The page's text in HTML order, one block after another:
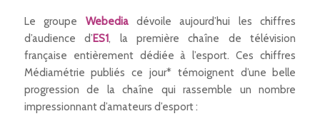
Le groupe Webedia dévoile aujourd’hui les chiffres
d’audience d’ES1, la première chaîne de télévision
française entièrement dédiée à l’esport. Ces chiffres
Médiamétrie publiés ce jour* témoignent d’une belle
progression de la chaîne qui rassemble un nombre
impressionnant d’amateurs d’esport :